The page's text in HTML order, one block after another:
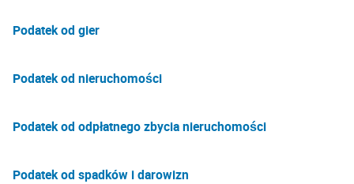
Podatek od gier
Podatek od nieruchomości
Podatek od odpłatnego zbycia nieruchomości
Podatek od spadków i darowizn